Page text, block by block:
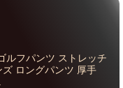
ルフパンツ ストレッチ
ズ ロングパンツ 厚手